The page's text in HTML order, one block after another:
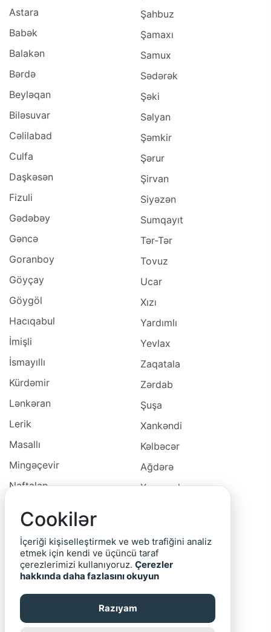
Astara
Babək
Balakən
Bərdə
Beyləqan
Biləsuvar
Cəlilabad
Culfa
Daşkəsən
Fizuli
Gədəbəy
Gəncə
Goranboy
Göyçay
Göygöl
Hacıqabul
İmişli
İsmayıllı
Kürdəmir
Lənkəran
Lerik
Masallı
Mingəçevir
Naftalan
Neftçala
Oğuz
Ordubad
Şahbuz
Şamaxı
Samux
Sədərək
Şəki
Səlyan
Şəmkir
Şərur
Şirvan
Siyəzən
Sumqayıt
Tər-Tər
Tovuz
Ucar
Xızı
Yardımlı
Yevlax
Zaqatala
Zərdab
Şuşa
Xankəndi
Kəlbəcər
Ağdərə
Xocavəd
Cəbrayıl
Qubadlı
Cookilər
İçeriği kişiselleştirmek ve web trafiğini analiz
etmek için kendi ve üçüncü taraf
çerezlerimizi kullanıyoruz. Çerezler
hakkında daha fazlasını okuyun
Razıyam